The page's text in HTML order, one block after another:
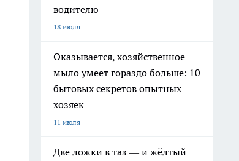
водителю
18 июля
Оказывается, хозяйственное
мыло умеет гораздо больше: 10
бытовых секретов опытных
хозяек
11 июля
Две ложки в таз — и жёлтый